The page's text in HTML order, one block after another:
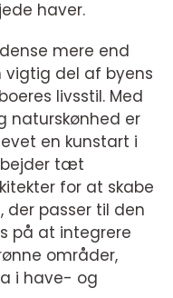
haver.
mere end
del af byens
livsstil. Med
naturskønhed er
en kunstart i
tæt
for at skabe
passer til den
på at integrere
områder,
i have- og